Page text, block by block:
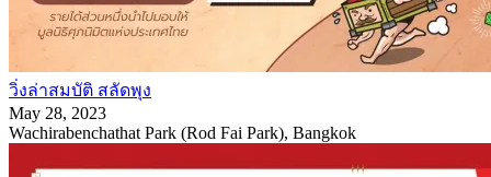
วิ่งล่าสมบัติ สลัดพุง
May 28, 2023
Wachirabenchathat Park (Rod Fai Park), Bangkok